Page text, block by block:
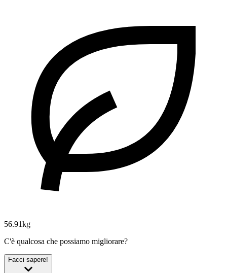
56.91kg
C'è qualcosa che possiamo migliorare?
Facci sapere!